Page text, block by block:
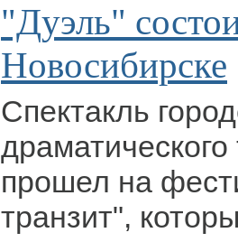
"Дуэль"
Новосибирске
Спектакль
прошел на
транзит",